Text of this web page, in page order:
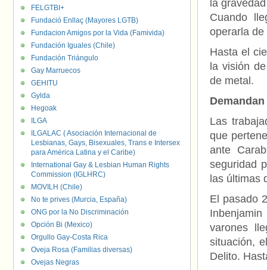
la
Cuando
operarla
Hasta el
la visión
de metal.
Las
que
ante
seguridad
las últimas
El pasado
varones
situación,
Delito.
FELGTBI+
Fundació Enllaç (Mayores LGTB)
Fundacion Amigos por la Vida (Famivida)
Fundación Iguales (Chile)
Fundación Triángulo
Gay Marruecos
GEHITU
Gylda
Hegoak
ILGA
ILGALAC ( Asociación Internacional de
Lesbianas, Gays, Bisexuales, Trans e Intersex
para América Latina y el Caribe)
International Gay & Lesbian Human Rights
Commission (IGLHRC)
MOVILH (Chile)
No te prives (Murcia, España)
ONG por la No Discriminación
Opción Bi (Mexico)
Orgullo Gay-Costa Rica
Oveja Rosa (Familias diversas)
Ovejas Negras